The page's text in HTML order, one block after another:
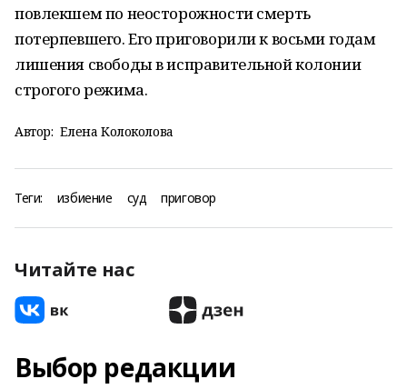
повлекшем по неосторожности смерть
потерпевшего. Его приговорили к восьми годам
лишения свободы в исправительной колонии
строгого режима.
Автор: Елена Колоколова
Теги: избиение суд приговор
Читайте нас
Выбор редакции